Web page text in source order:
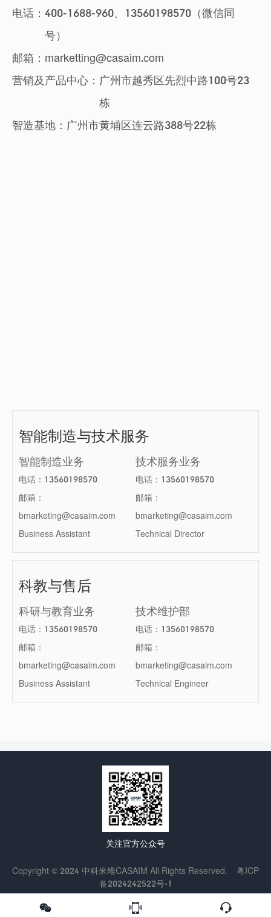
电话： 400-1688-960、13560198570（微信同
号）
邮箱： marketting@casaim.com
营销及产品中心： 广州市越秀区先烈中路100号23
栋
智造基地： 广州市黄埔区连云路388号22栋
智能制造与技术服务
智能制造业务
电话：13560198570
邮箱：
bmarketing@casaim.com
Business Assistant
技术服务业务
电话：13560198570
邮箱：
bmarketing@casaim.com
Technical Director
科教与售后
科研与教育业务
电话：13560198570
邮箱：
bmarketing@casaim.com
Business Assistant
技术维护部
电话：13560198570
邮箱：
bmarketing@casaim.com
Technical Engineer
关注官方公众号
Copyright © 2024 中科米堆CASAIM All Rights Reserved.
粤ICP
备2024242522号-1